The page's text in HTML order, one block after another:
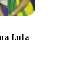
Lula